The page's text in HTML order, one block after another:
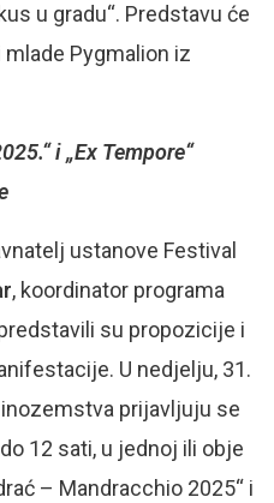
u gradu“. Predstavu će
Pygmalion iz
i „Ex Tempore“
ustanove Festival
, koordinator programa
su propozicije i
U nedjelju, 31.
prijavljuju se
12 sati, u jednoj ili obje
– Mandracchio 2025“ i